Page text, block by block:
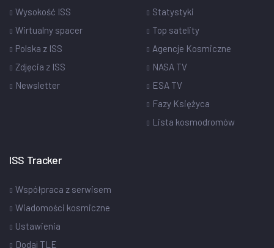
Wysokość ISS
Wirtualny spacer
Polska z ISS
Zdjęcia z ISS
Newsletter
Statystyki
Top satelity
Agencje Kosmiczne
NASA TV
ESA TV
Fazy Księżyca
Lista kosmodromów
ISS Tracker
Współpraca z serwisem
Wiadomości kosmiczne
Ustawienia
Dodaj TLE